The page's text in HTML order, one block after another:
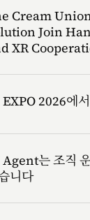
Cream
Join
XR
2026에
는 조직
니다